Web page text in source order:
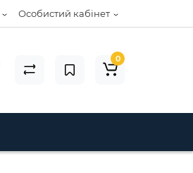
Особистий кабінет
0